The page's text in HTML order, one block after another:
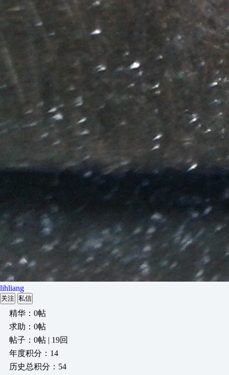
lihliang
关注 私信
精华：0帖
求助：0帖
帖子：0帖 | 19回
年度积分：14
历史总积分：54